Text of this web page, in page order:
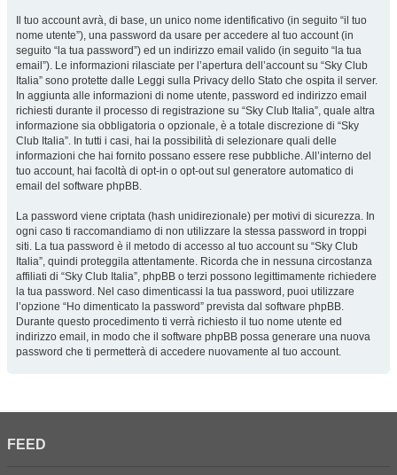
Il tuo account avrà, di base, un unico nome identificativo (in seguito “il tuo
nome utente”), una password da usare per accedere al tuo account (in
seguito “la tua password”) ed un indirizzo email valido (in seguito “la tua
email”). Le informazioni rilasciate per l’apertura dell’account su “Sky Club
Italia” sono protette dalle Leggi sulla Privacy dello Stato che ospita il server.
In aggiunta alle informazioni di nome utente, password ed indirizzo email
richiesti durante il processo di registrazione su “Sky Club Italia”, quale altra
informazione sia obbligatoria o opzionale, è a totale discrezione di “Sky
Club Italia”. In tutti i casi, hai la possibilità di selezionare quali delle
informazioni che hai fornito possano essere rese pubbliche. All’interno del
tuo account, hai facoltà di opt-in o opt-out sul generatore automatico di
email del software phpBB.
La password viene criptata (hash unidirezionale) per motivi di sicurezza. In
ogni caso ti raccomandiamo di non utilizzare la stessa password in troppi
siti. La tua password è il metodo di accesso al tuo account su “Sky Club
Italia”, quindi proteggila attentamente. Ricorda che in nessuna circostanza
affiliati di “Sky Club Italia”, phpBB o terzi possono legittimamente richiedere
la tua password. Nel caso dimenticassi la tua password, puoi utilizzare
l’opzione “Ho dimenticato la password” prevista dal software phpBB.
Durante questo procedimento ti verrà richiesto il tuo nome utente ed
indirizzo email, in modo che il software phpBB possa generare una nuova
password che ti permetterà di accedere nuovamente al tuo account.
FEED